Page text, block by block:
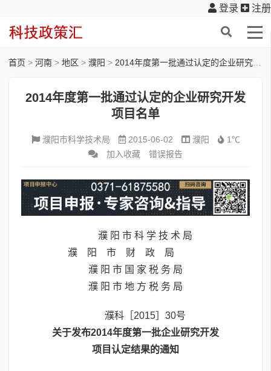
登录 注册
首页 > 河南 > 地区 > 濮阳 > 2014年度第一批通过认定的企业研究开发项目名单
2014年度第一批通过认定的企业研究开发
项目名单
濮阳市科学技术局 2015-06-02 濮阳
1℃
加入收藏
错误报告
濮 阳 市 科 学 技 术 局
濮 阳 市 财 政 局
濮 阳 市 国 家 税 务 局
濮 阳 市 地 方 税 务 局
濮科［2015］30号
关于发布2014年度第一批企业研究开发
项目认定结果的通知